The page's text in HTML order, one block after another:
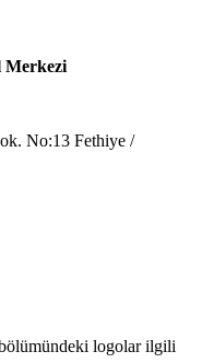
Merkezi
No:13 Fethiye /
logolar ilgili